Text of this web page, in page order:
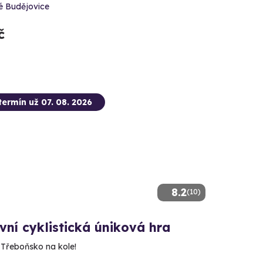
Budějovice
8.2(10)
už 07. 08. 2026
cyklistická úniková hra
na kole!